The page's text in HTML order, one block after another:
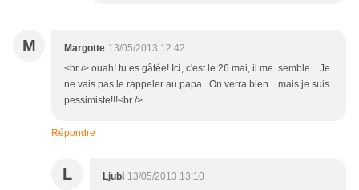
M Margotte 13/05/2013 12:42
<br /> ouah! tu es gâtée! Ici, c'est le 26 mai, il me semble... Je
ne vais pas le rappeler au papa.. On verra bien... mais je suis
pessimiste!!!<br />
Répondre
L Ljubi 13/05/2013 13:10